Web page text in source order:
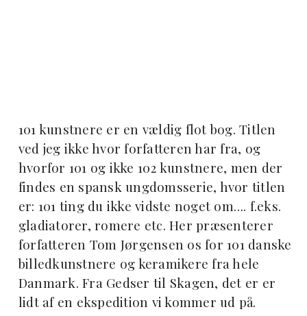
101 kunstnere er en vældig flot bog. Titlen
ved jeg ikke hvor forfatteren har fra, og
hvorfor 101 og ikke 102 kunstnere, men der
findes en spansk ungdomsserie, hvor titlen
er: 101 ting du ikke vidste noget om…. f.eks.
gladiatorer, romere etc. Her præsenterer
forfatteren Tom Jørgensen os for 101 danske
billedkunstnere og keramikere fra hele
Danmark. Fra Gedser til Skagen, det er er
lidt af en ekspedition vi kommer ud på.